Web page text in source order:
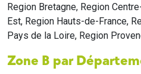
Region Bretagne, Region
Est, Region Hauts-de-France,
Pays de la Loire, Region
Zone B par